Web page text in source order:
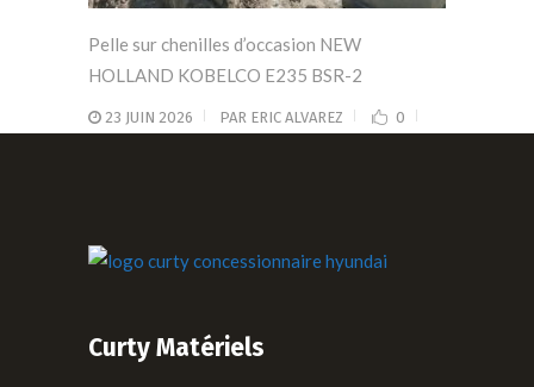
Pelle sur chenilles d’occasion NEW
HOLLAND KOBELCO E235 BSR-2
23 JUIN 2026 PAR ERIC ALVAREZ 0
Curty Matériels